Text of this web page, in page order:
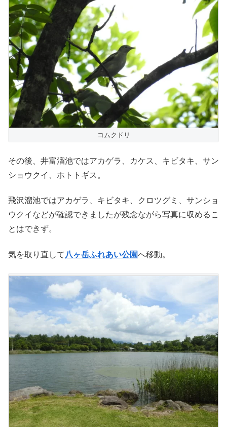
コムクドリ
その後、井富溜池ではアカゲラ、カケス、キビタキ、サン
ショウクイ、ホトトギス。
飛沢溜池ではアカゲラ、キビタキ、クロツグミ、サンショ
ウクイなどが確認できましたが残念ながら写真に収めるこ
とはできず。
気を取り直して 八ヶ岳ふれあい公園へ移動。